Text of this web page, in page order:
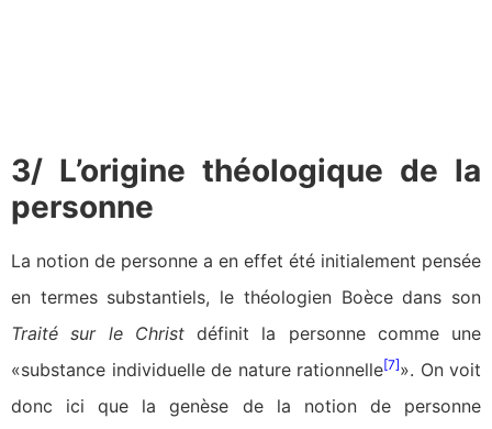
3/ L’origine théologique de la
personne
La notion de personne a en effet été initialement pensée
en termes substantiels, le théologien Boèce dans son
Traité sur le Christdéfinit la personne comme une
«substance individuelle de nature rationnelle[7]». On voit
donc ici que la genèse de la notion de personne